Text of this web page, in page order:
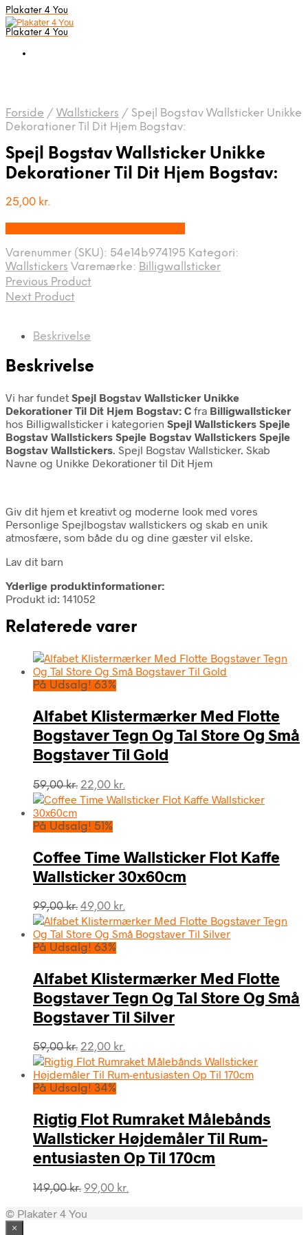
Plakater 4 You
Plakater 4 You
Forside / Wallstickers / Spejl Bogstav Wallsticker Unikke
Dekorationer Til Dit Hjem Bogstav:
Spejl Bogstav Wallsticker Unikke
Dekorationer Til Dit Hjem Bogstav:
25,00 kr.
Varenummer (SKU): 54e14b974195 Kategori:
Wallstickers Varemærke: Billigwallsticker
Previous Product
Next Product
Beskrivelse
Beskrivelse
Vi har fundet Spejl Bogstav Wallsticker Unikke
Dekorationer Til Dit Hjem Bogstav: C fra Billigwallsticker
hos Billigwallsticker i kategorien Spejl Wallstickers Spejle
Bogstav Wallstickers Spejle Bogstav Wallstickers Spejle
Bogstav Wallstickers. Spejl Bogstav Wallsticker. Skab
Navne og Unikke Dekorationer til Dit Hjem
Giv dit hjem et kreativt og moderne look med vores
Personlige Spejlbogstav wallstickers og skab en unik
atmosfære, som både du og dine gæster vil elske.
Lav dit barn
Yderlige produktinformationer:
Produkt id: 141052
Relaterede varer
På Udsalg! 63%
Alfabet Klistermærker Med Flotte
Bogstaver Tegn Og Tal Store Og Små
Bogstaver Til Gold
59,00kr. Den
oprindelige
var:
22,00 kr.
aktuelle
På Udsalg! 51%
Coffee Time Wallsticker Flot Kaffe
Wallsticker 30x60cm
99,00kr. Den
oprindelige
pris
var:
49,00 kr.
aktuelle
pris
På Udsalg! 63%
Alfabet Klistermærker Med Flotte
Bogstaver Tegn Og Tal Store Og Små
Bogstaver Til Silver
59,00kr. Den
oprindelige
pris
var:
22,00 kr.
aktuelle
pris
På Udsalg! 34%
Rigtig Flot Rumraket Målebånds
Wallsticker Højdemåler Til Rum-
entusiasten Op Til 170cm
149,00kr. Den
pris
99,00 kr.
© Plakater 4 You
×